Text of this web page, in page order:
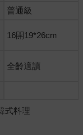
做到清澈卻層次分
廚多年的敏銳料理思
好喝？」的關鍵因
，還是辣味、鮮味與
烹調技巧，徹底掌握
普通級
16開19*26cm
全齡適讀
式料理